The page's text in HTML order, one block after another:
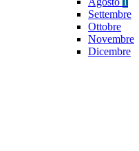
Settembre
Ottobre
Novembre
Dicembre